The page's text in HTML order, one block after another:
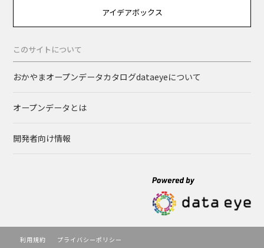
アイデアボックス
このサイトについて
おかやまオープンデータカタログdataeyeについて
オープンデータとは
開発者向け情報
利用規約 プライバシーポリシー